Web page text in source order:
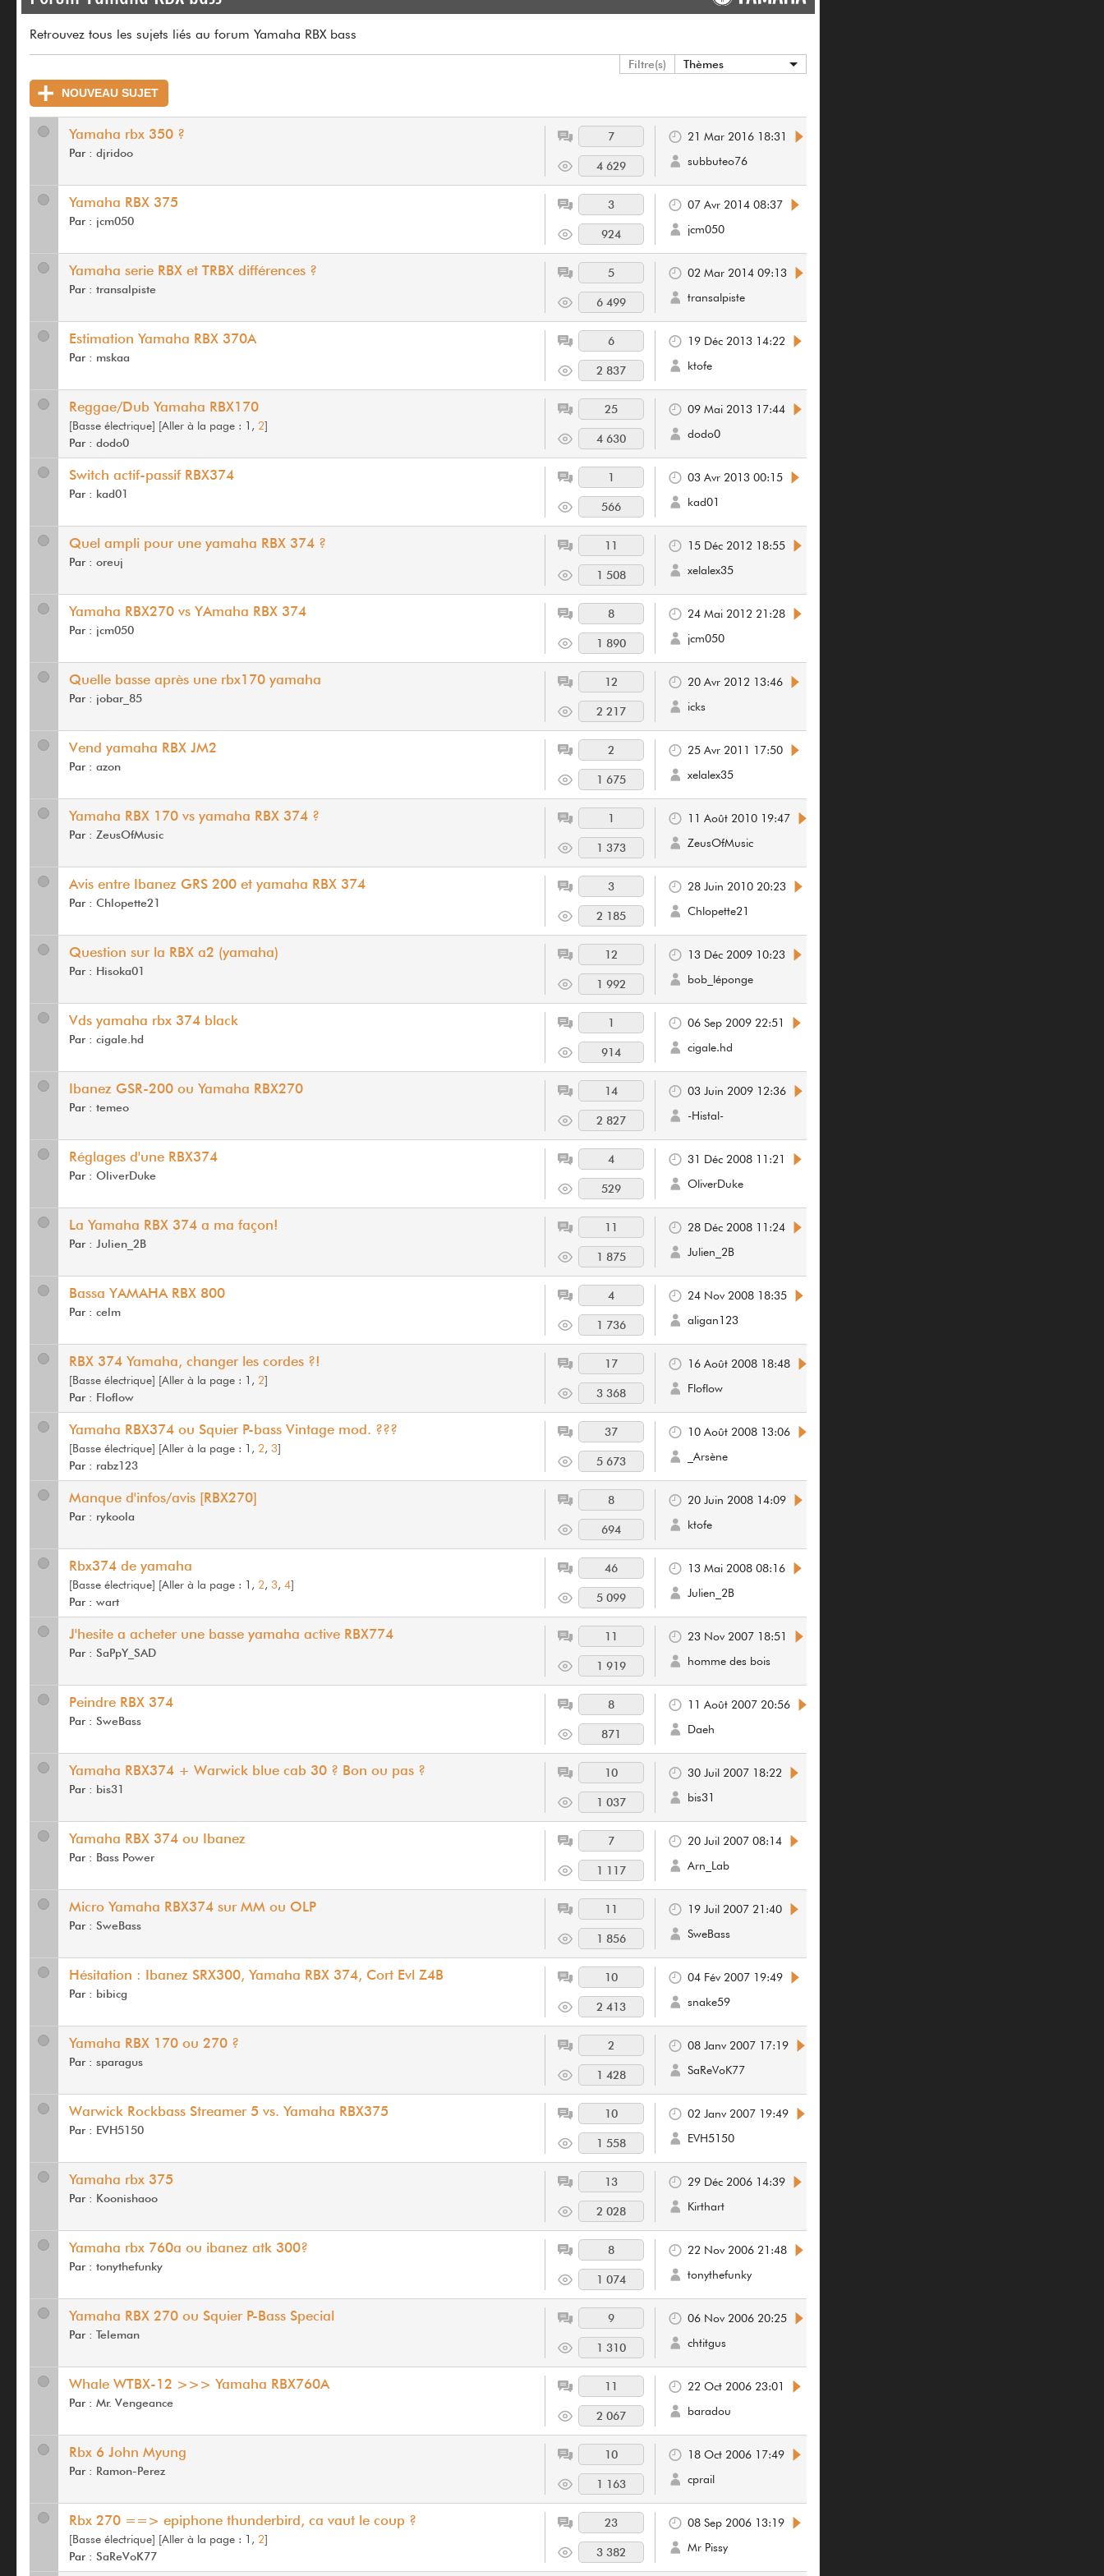
Retrouvez tous les sujets liés au forum Yamaha RBX bass
Filtre(s) Thèmes
NOUVEAU SUJET
Yamaha rbx 350 ?
Par :djridoo
7
4 629
21 Mar 2016 18:31
subbuteo76
Yamaha RBX 375
Par : jcm050
3
924
07 Avr 2014 08:37
jcm050
Yamaha serie RBX et TRBX différences ?
Par :transalpiste
5
6 499
02 Mar 2014 09:13
transalpiste
Estimation Yamaha RBX 370A
Par : mskaa
6
2 837
19 Déc 2013 14:22
ktofe
Reggae/Dub Yamaha RBX170
[Basse électrique] [Aller à la page : 1, 2]
Par :dodo0
25
4 630
09 Mai 2013 17:44
dodo0
Switch actif-passif RBX374
Par : kad01
1
566
03 Avr 2013 00:15
kad01
Quel ampli pour une yamaha RBX 374 ?
Par :oreuj
11
1 508
15 Déc 2012 18:55
xelalex35
Yamaha RBX270 vs YAmaha RBX 374
Par : jcm050
8
1 890
24 Mai 2012 21:28
jcm050
Quelle basse après une rbx170 yamaha
Par : jobar_85
12
2 217
20 Avr 2012 13:46
icks
Vend yamaha RBX JM2
Par :azon
2
1 675
25 Avr 2011 17:50
xelalex35
Yamaha RBX 170 vs yamaha RBX 374 ?
Par : ZeusOfMusic
1
1 373
11 Août 2010 19:47
ZeusOfMusic
Avis entre Ibanez GRS 200 et yamaha RBX 374
Par :Chlopette21
3
2 185
28 Juin 2010 20:23
Chlopette21
Question sur la RBX a2 (yamaha)
Par : Hisoka01
12
1 992
13 Déc 2009 10:23
bob_léponge
Vds yamaha rbx 374 black
Par :cigale.hd
1
914
06 Sep 2009 22:51
cigale.hd
Ibanez GSR-200 ou Yamaha RBX270
Par :temeo
14
2 827
03 Juin 2009 12:36
-Histal-
Réglages d'une RBX374
Par :OliverDuke
4
529
31 Déc 2008 11:21
OliverDuke
La Yamaha RBX 374 a ma façon!
Par :Julien_2B
11
1 875
28 Déc 2008 11:24
Julien_2B
Bassa YAMAHA RBX 800
Par :celm
4
1 736
24 Nov 2008 18:35
aligan123
RBX 374 Yamaha, changer les cordes ?!
[Basse électrique] [Aller à la page : 1, 2]
Par : Floflow
17
3 368
16 Août 2008 18:48
Floflow
Yamaha RBX374 ou Squier P-bass Vintage mod. ???
[Basse électrique] [Aller à la page : 1, 2,3]
Par : rabz123
37
5 673
10 Août 2008 13:06
_Arsène
Manque d'infos/avis [RBX270]
Par : rykoola
8
694
20 Juin 2008 14:09
ktofe
Rbx374 de yamaha
[Basse électrique] [Aller à la page : 1, 2,3,4]
Par :wart
46
5 099
13 Mai 2008 08:16
Julien_2B
J'hesite a acheter une basse yamaha active RBX774
Par :SaPpY_SAD
11
1 919
23 Nov 2007 18:51
homme des bois
Peindre RBX 374
Par :SweBass
8
871
11 Août 2007 20:56
Daeh
Yamaha RBX374 + Warwick blue cab 30 ? Bon ou pas ?
Par : bis31
10
1 037
30 Juil 2007 18:22
bis31
Yamaha RBX 374 ou Ibanez
Par : Bass Power
7
1 117
20 Juil 2007 08:14
Arn_Lab
Micro Yamaha RBX374 sur MM ou OLP
Par :SweBass
11
1 856
19 Juil 2007 21:40
SweBass
Hésitation : Ibanez SRX300, Yamaha RBX 374, Cort Evl Z4B
Par : bibicg
10
2 413
04 Fév 2007 19:49
snake59
Yamaha RBX 170 ou 270 ?
Par :sparagus
2
1 428
08 Janv 2007 17:19
SaReVoK77
Warwick Rockbass Streamer 5 vs. Yamaha RBX375
Par : EVH5150
10
1 558
02 Janv 2007 19:49
EVH5150
Yamaha rbx 375
Par : Koonishaoo
13
2 028
29 Déc 2006 14:39
Kirthart
Yamaha rbx 760a ou ibanez atk 300?
Par :tonythefunky
8
1 074
22 Nov 2006 21:48
tonythefunky
Yamaha RBX 270 ou Squier P-Bass Special
Par :Teleman
9
1 310
06 Nov 2006 20:25
chtitgus
Whale WTBX-12 >>> Yamaha RBX760A
Par :Mr. Vengeance
11
2 067
22 Oct 2006 23:01
baradou
Rbx 6 John Myung
Par : Ramon-Perez
10
1 163
18 Oct 2006 17:49
cprail
Rbx 270 ==> epiphone thunderbird, ca vaut le coup ?
[Basse électrique] [Aller à la page : 1, 2]
Par :SaReVoK77
23
3 382
08 Sep 2006 13:19
Mr Pissy